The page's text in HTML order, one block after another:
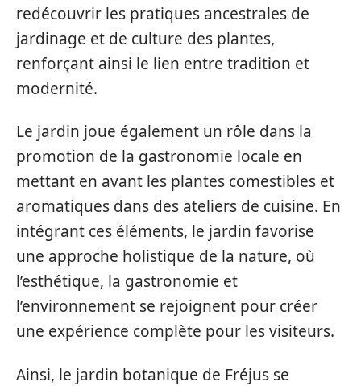
redécouvrir les pratiques ancestrales de
jardinage et de culture des plantes,
renforçant ainsi le lien entre tradition et
modernité.
Le jardin joue également un rôle dans la
promotion de la gastronomie locale en
mettant en avant les plantes comestibles et
aromatiques dans des ateliers de cuisine. En
intégrant ces éléments, le jardin favorise
une approche holistique de la nature, où
l’esthétique, la gastronomie et
l’environnement se rejoignent pour créer
une expérience complète pour les visiteurs.
Ainsi, le jardin botanique de Fréjus se